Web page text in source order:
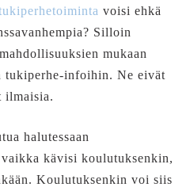
voisi ehkä
Silloin
mukaan
tukiperhe-infoihin. Ne eivät
ilmaisia.
halutessaan
kävisi koulutuksenkin,
Koulutuksenkin voi siis